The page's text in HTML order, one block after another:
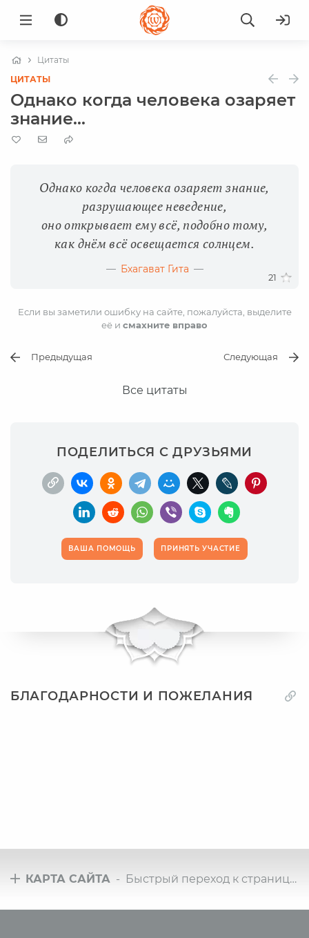
Цитаты
ЦИТАТЫ
Однако когда человека озаряет
знание...
Однако когда человека озаряет знание,
разрушающее неведение,
оно открывает ему всё, подобно тому,
как днём всё освещается солнцем.
Бхагават Гита
21
Если вы заметили ошибку на сайте, пожалуйста, выделите
её и смахните вправо
Предыдущая Следующая
Все цитаты
ПОДЕЛИТЬСЯ С ДРУЗЬЯМИ
ВАША ПОМОЩЬ ПРИНЯТЬ УЧАСТИЕ
БЛАГОДАРНОСТИ И ПОЖЕЛАНИЯ
КАРТА САЙТА - Быстрый переход к страницам сайта